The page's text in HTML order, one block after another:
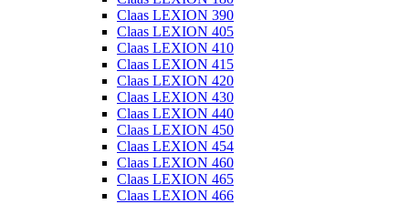
Claas LEXION 390
Claas LEXION 405
Claas LEXION 410
Claas LEXION 415
Claas LEXION 420
Claas LEXION 430
Claas LEXION 440
Claas LEXION 450
Claas LEXION 454
Claas LEXION 460
Claas LEXION 465
Claas LEXION 466